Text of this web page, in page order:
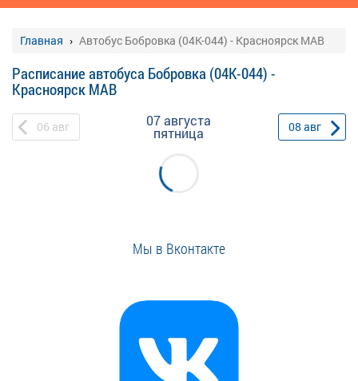
Главная Автобус Бобровка (04К-044) - Красноярск МАВ
Расписание автобуса Бобровка (04К-044) -
Красноярск МАВ
06 авг 07 августа
пятница 08 авг
Мы в Вконтакте